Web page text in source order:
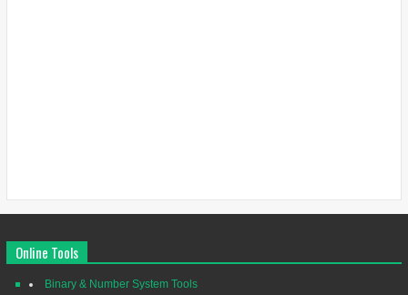
Online Tools
Binary & Number System Tools